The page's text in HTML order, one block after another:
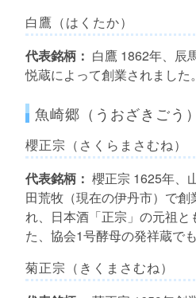
白鷹（はくたか）
代表銘柄： 白鷹 1862年、辰
悦蔵によって創業されました。
魚崎郷（うおざきごう）
櫻正宗（さくらまさむね）
代表銘柄： 櫻正宗 1625年、
田荒牧（現在の伊丹市）で創
れ、日本酒「正宗」の元祖と
た、協会1号酵母の発祥蔵でも
菊正宗（きくまさむね）